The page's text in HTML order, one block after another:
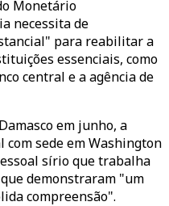
Monetário
necessita de
para reabilitar a
essenciais, como
central e a agência de
em junho, a
sede em Washington
sírio que trabalha
demonstraram "um
compreensão".